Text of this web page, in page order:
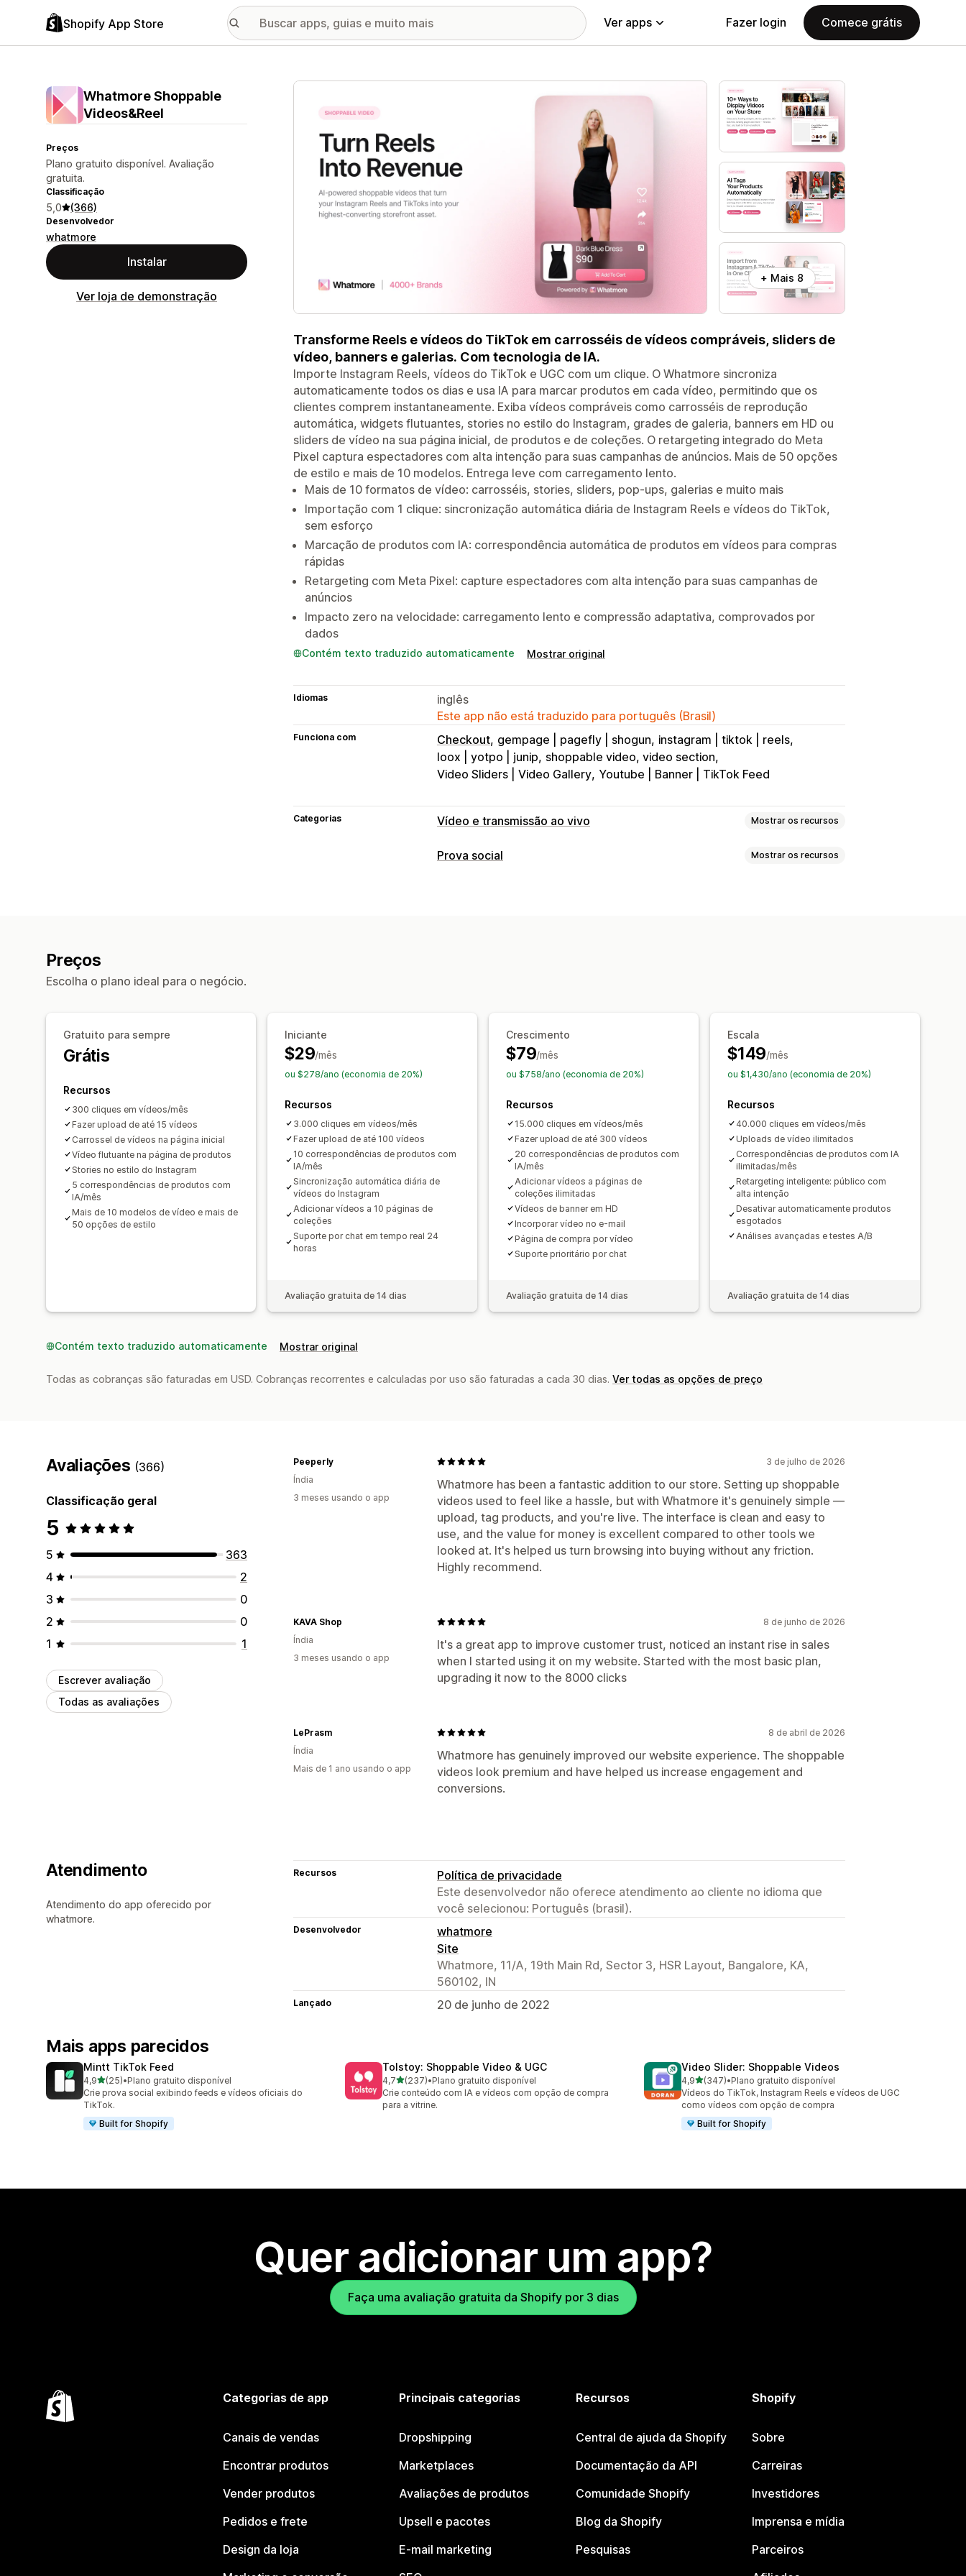
Shopify App Store Ver apps Fazer login Comece grátis
Whatmore Shoppable
Videos&Reel
Preços
Plano gratuito disponível. Avaliação
gratuita.
Classificação
5,0 (366)
Desenvolvedor
whatmore
Instalar
Ver loja de demonstração
Galeria de imagens em destaque
+ Mais 8
Transforme Reels e vídeos do TikTok em carrosséis de vídeos compráveis, sliders de
vídeo, banners e galerias. Com tecnologia de IA.
Importe Instagram Reels, vídeos do TikTok e UGC com um clique. O Whatmore sincroniza
automaticamente todos os dias e usa IA para marcar produtos em cada vídeo, permitindo que os
clientes comprem instantaneamente. Exiba vídeos compráveis como carrosséis de reprodução
automática, widgets flutuantes, stories no estilo do Instagram, grades de galeria, banners em HD ou
sliders de vídeo na sua página inicial, de produtos e de coleções. O retargeting integrado do Meta
Pixel captura espectadores com alta intenção para suas campanhas de anúncios. Mais de 50 opções
de estilo e mais de 10 modelos. Entrega leve com carregamento lento.
Mais de 10 formatos de vídeo: carrosséis, stories, sliders, pop-ups, galerias e muito mais
Importação com 1 clique: sincronização automática diária de Instagram Reels e vídeos do TikTok,
sem esforço
Marcação de produtos com IA: correspondência automática de produtos em vídeos para compras
rápidas
Retargeting com Meta Pixel: capture espectadores com alta intenção para suas campanhas de
anúncios
Impacto zero na velocidade: carregamento lento e compressão adaptativa, comprovados por
dados
Contém texto traduzido automaticamente Mostrar original
Idiomas
inglês
Este app não está traduzido para português (Brasil)
Funciona com Checkout gempage | pagefly | shogun instagram | tiktok | reels
loox | yotpo | junip shoppable video, video section
Video Sliders | Video Gallery Youtube | Banner | TikTok Feed
Categorias Vídeo e transmissão ao vivo Mostrar os recursos
Gestão de vídeos
Responsividade para dispositivos móveis
Prova social Mostrar os recursos
Acompanhamento de engajamento
Acompanhamento de conversões
Preços
Escolha o plano ideal para o negócio.
Gratuito para sempre
Grátis
Recursos
300 cliques em vídeos/mês
Fazer upload de até 15 vídeos
Carrossel de vídeos na página inicial
Vídeo flutuante na página de produtos
Stories no estilo do Instagram
5 correspondências de produtos com
IA/mês
Mais de 10 modelos de vídeo e mais de
50 opções de estilo
Iniciante
$29/mês
ou $278/ano (economia de 20%)
Recursos
3.000 cliques em vídeos/mês
Fazer upload de até 100 vídeos
10 correspondências de produtos com
IA/mês
Sincronização automática diária de
vídeos do Instagram
Adicionar vídeos a 10 páginas de
coleções
Suporte por chat em tempo real 24
horas
Avaliação gratuita de 14 dias
Crescimento
$79/mês
ou $758/ano (economia de 20%)
Recursos
15.000 cliques em vídeos/mês
Fazer upload de até 300 vídeos
20 correspondências de produtos com
IA/mês
Adicionar vídeos a páginas de
coleções ilimitadas
Vídeos de banner em HD
Incorporar vídeo no e-mail
Página de compra por vídeo
Suporte prioritário por chat
Avaliação gratuita de 14 dias
Escala
$149/mês
ou $1,430/ano (economia de 20%)
Recursos
40.000 cliques em vídeos/mês
Uploads de vídeo ilimitados
Correspondências de produtos com IA
ilimitadas/mês
Retargeting inteligente: público com
alta intenção
Desativar automaticamente produtos
esgotados
Análises avançadas e testes A/B
Avaliação gratuita de 14 dias
Contém texto traduzido automaticamente Mostrar original
Todas as cobranças são faturadas em USD. Cobranças recorrentes e calculadas por uso são faturadas a cada 30 dias. Ver todas as opções de preço
Avaliações (366)
Classificação geral
5
5
363
4
2
3
0
2
0
1
1
Escrever avaliação
Todas as avaliações
3 de julho de 2026
Whatmore has been a fantastic addition to our store. Setting up shoppable
videos used to feel like a hassle, but with Whatmore it's genuinely simple —
upload, tag products, and you're live. The interface is clean and easy to
use, and the value for money is excellent compared to other tools we
looked at. It's helped us turn browsing into buying without any friction.
Highly recommend.
Peeperly
Índia
3 meses usando o app
8 de junho de 2026
It's a great app to improve customer trust, noticed an instant rise in sales
when I started using it on my website. Started with the most basic plan,
upgrading it now to the 8000 clicks
KAVA Shop
Índia
3 meses usando o app
8 de abril de 2026
Whatmore has genuinely improved our website experience. The shoppable
videos look premium and have helped us increase engagement and
conversions.
LePrasm
Índia
Mais de 1 ano usando o app
Atendimento
Atendimento do app oferecido por
whatmore.
Recursos
Política de privacidade
Este desenvolvedor não oferece atendimento ao cliente no idioma que
você selecionou: Português (brasil).
Desenvolvedor
whatmore
Site
Whatmore, 11/A, 19th Main Rd, Sector 3, HSR Layout, Bangalore, KA,
560102, IN
Lançado 20 de junho de 2022
Mais apps parecidos
Mintt TikTok Feed
4,9de 5 estrelas
(25)
25 avaliações ao todo
•Plano gratuito disponível
Crie prova social exibindo feeds e vídeos oficiais do
TikTok.
Built for Shopify
Tolstoy: Shoppable Video & UGC
4,7de 5 estrelas
(237)
237 avaliações ao todo
•Plano gratuito disponível
Crie conteúdo com IA e vídeos com opção de compra
para a vitrine.
Video Slider: Shoppable Videos
4,9de 5 estrelas
(347)
347 avaliações ao todo
•Plano gratuito disponível
Vídeos do TikTok, Instagram Reels e vídeos de UGC
como vídeos com opção de compra
Built for Shopify
Quer adicionar um app?
Faça uma avaliação gratuita da Shopify por 3 dias
Categorias de app
Canais de vendas
Encontrar produtos
Vender produtos
Pedidos e frete
Design da loja
Principais categorias
Dropshipping
Marketplaces
Avaliações de produtos
Upsell e pacotes
E-mail marketing
Recursos
Central de ajuda da Shopify
Documentação da API
Comunidade Shopify
Blog da Shopify
Pesquisas
Shopify
Sobre
Carreiras
Investidores
Imprensa e mídia
Parceiros